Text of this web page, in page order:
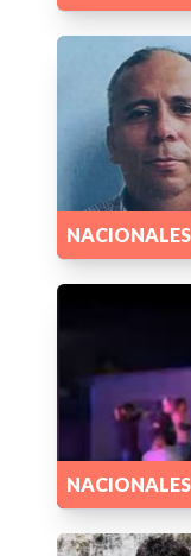
NACIONALES
NACIONALES